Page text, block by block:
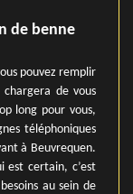
de benne
pouvez remplir
de vous
long pour vous,
téléphoniques
à Beuvrequen.
est certain, c’est
au sein de